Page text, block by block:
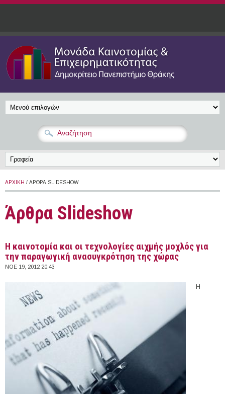
Παράκαμψη προς το κυρίως περιεχόμενο
ΑΡΧΙΚΉ / ΆΡΘΡΑ SLIDESHOW
Άρθρα Slideshow
Η καινοτομία και οι τεχνολογίες αιχμής μοχλός για
την παραγωγική ανασυγκρότηση της χώρας
ΝΟΕ 19, 2012 20:43
Η